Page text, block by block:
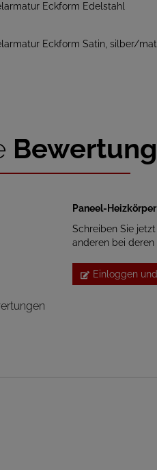
Eckform Edelstahl
Eckform Satin, silber/
Paneel-
Schreiben Sie
anderen bei
Einloggen